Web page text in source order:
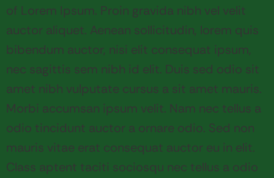
of Lorem Ipsum. Proin gravida nibh vel velit
auctor aliquet. Aenean sollicitudin, lorem quis
bibendum auctor, nisi elit consequat ipsum,
nec sagittis sem nibh id elit. Duis sed odio sit
amet nibh vulputate cursus a sit amet mauris.
Morbi accumsan ipsum velit. Nam nec tellus a
odio tincidunt auctor a ornare odio. Sed non
mauris vitae erat consequat auctor eu in elit.
Class aptent taciti sociosqu nec tellus a odio